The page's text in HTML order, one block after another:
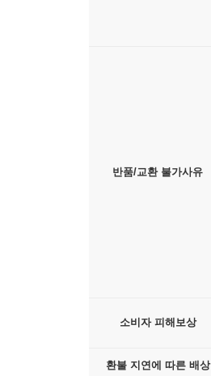
반품/교환 불가사유
소비자 피해보상
환불 지연에 따른 배상